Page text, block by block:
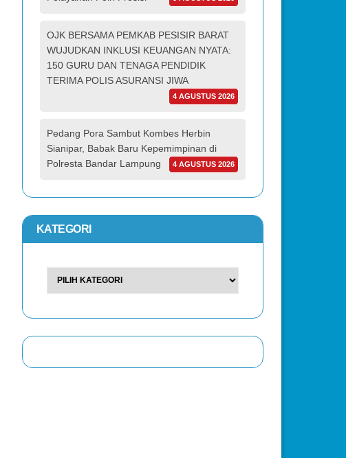
OJK BERSAMA PEMKAB PESISIR BARAT
WUJUDKAN INKLUSI KEUANGAN NYATA:
150 GURU DAN TENAGA PENDIDIK
TERIMA POLIS ASURANSI JIWA
4 AGUSTUS 2026
Pedang Pora Sambut Kombes Herbin
Sianipar, Babak Baru Kepemimpinan di
Polresta Bandar Lampung
4 AGUSTUS 2026
KATEGORI